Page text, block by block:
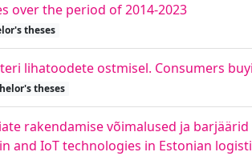
over the period of 2014-2023
theses
lihatoodete ostmisel. Consumers
theses
rakendamise võimalused ja
and IoT technologies in Estonian